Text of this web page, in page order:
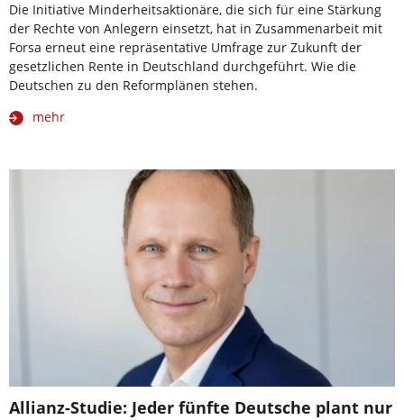
Die Initiative Minderheitsaktionäre, die sich für eine Stärkung
der Rechte von Anlegern einsetzt, hat in Zusammenarbeit mit
Forsa erneut eine repräsentative Umfrage zur Zukunft der
gesetzlichen Rente in Deutschland durchgeführt. Wie die
Deutschen zu den Reformplänen stehen.
mehr
Allianz-Studie: Jeder fünfte Deutsche plant nur